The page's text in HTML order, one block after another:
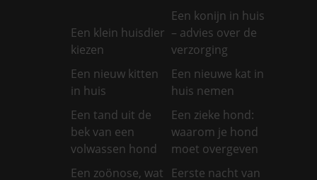
Een klein huisdier
kiezen
Een konijn in huis
– advies over de
verzorging
Een nieuw kitten
in huis
Een nieuwe kat in
huis nemen
Een tand uit de
bek van een
volwassen hond
Een zieke hond:
waarom je hond
moet overgeven
Een zoönose, wat
Eerste nacht van